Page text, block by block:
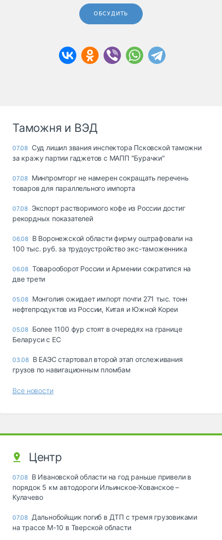
ОБСУДИТЬ
Таможня и ВЭД
07.08 Суд лишил звания инспектора Псковской таможни
за кражу партии гаджетов с МАПП "Бурачки"
07.08 Минпромторг не намерен сокращать перечень
товаров для параллельного импорта
07.08 Экспорт растворимого кофе из России достиг
рекордных показателей
06.08 В Воронежской области фирму оштрафовали на
100 тыс. руб. за трудоустройство экс-таможенника
06.08 Товарооборот России и Армении сократился на
две трети
05.08 Монголия ожидает импорт почти 271 тыс. тонн
нефтепродуктов из России, Китая и Южной Кореи
05.08 Более 1100 фур стоят в очередях на границе
Беларуси с ЕС
03.08 В ЕАЭС стартовал второй этап отслеживания
грузов по навигационным пломбам
Все новости
Центр
07.08 В Ивановской области на год раньше привели в
порядок 5 км автодороги Ильинское-Хованское –
Кулачево
07.08 Дальнобойщик погиб в ДТП с тремя грузовиками
на трассе М-10 в Тверской области